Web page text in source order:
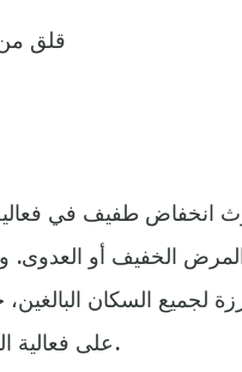
قلق
انخفاض طفيف في
المرض الخفيف أو
لجميع السكان البالغين،
على فعالية المعززات ضد هذا المتغير.